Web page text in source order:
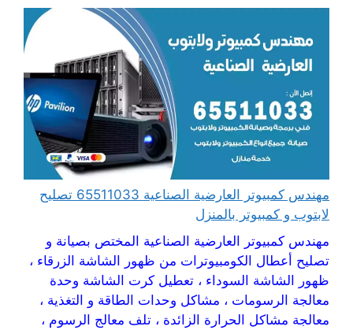
مهندس كمبيوتر العارضية الصناعية 65511033 تصليح
لابتوب و كمبيوتر بالمنزل
مهندس كمبيوتر العارضية الصناعية المختص بصيانة و
تصليح أعطال الكومبيوترات من ظهور الشاشة الزرقاء ،
ظهور الشاشة السوداء ، تعطيل كرت الشاشة وحدة
معالجة الرسومات ، مشاكل وحدات الطاقة و التغذية ،
معالجة مشاكل الحرارة الزائدة ، تلف معالج الرسوم ،